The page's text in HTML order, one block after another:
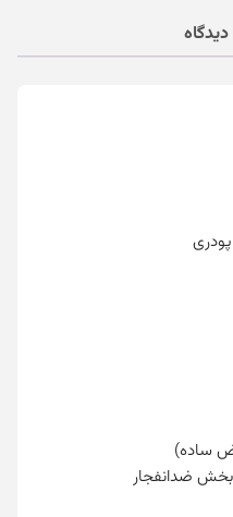
دیدگاه
ساده)
ضدانفجار